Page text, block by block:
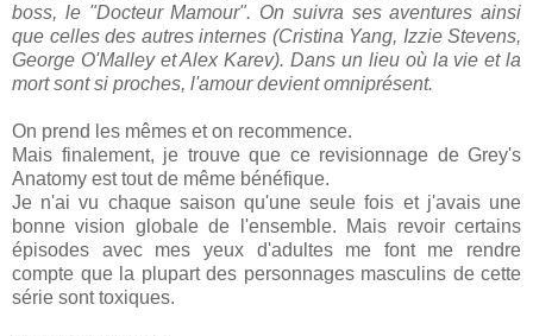
boss, le "Docteur Mamour". On suivra ses aventures ainsi
que celles des autres internes (Cristina Yang, Izzie Stevens,
George O'Malley et Alex Karev). Dans un lieu où la vie et la
mort sont si proches, l'amour devient omniprésent.
On prend les mêmes et on recommence.
Mais finalement, je trouve que ce revisionnage de Grey's
Anatomy est tout de même bénéfique.
Je n'ai vu chaque saison qu'une seule fois et j'avais une
bonne vision globale de l'ensemble. Mais revoir certains
épisodes avec mes yeux d'adultes me font me rendre
compte que la plupart des personnages masculins de cette
série sont toxiques.